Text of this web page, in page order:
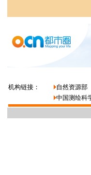
机构链接： 自然资源部
中国测绘科